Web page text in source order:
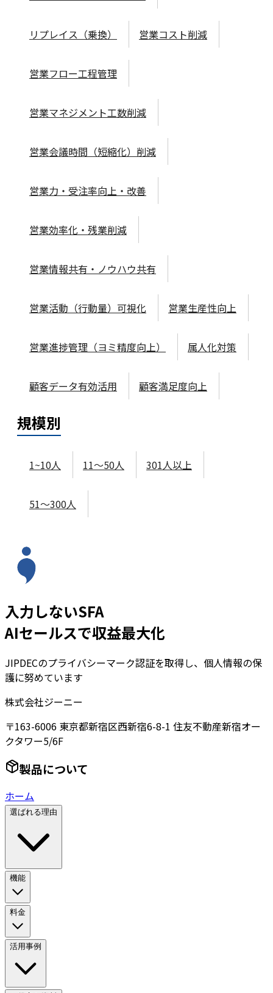
リプレイス（乗換） 営業コスト削減
営業フロー工程管理
営業マネジメント工数削減
営業会議時間（短縮化）削減
営業力・受注率向上・改善
営業効率化・残業削減
営業情報共有・ノウハウ共有
営業活動（行動量）可視化 営業生産性向上
営業進捗管理（ヨミ精度向上） 属人化対策
顧客データ有効活用 顧客満足度向上
規模別
1~10人 11～50人 301人以上
51～300人
入力しないSFA
AIセールスで収益最大化
JIPDECのプライバシーマーク認証を取得し、個人情報の保
護に努めています
株式会社ジーニー
〒163-6006 東京都新宿区西新宿6-8-1 住友不動産新宿オー
クタワー5/6F
製品について
ホーム
選ばれる理由
機能
料金
活用事例